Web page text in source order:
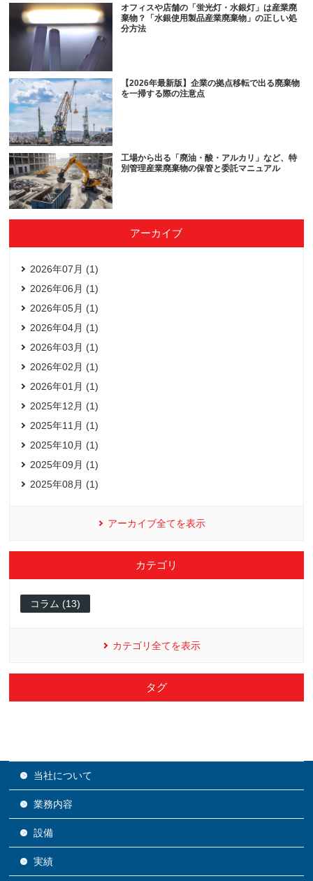
オフィスや店舗の「蛍光灯・水銀灯」は産業廃
棄物？「水銀使用製品産業廃棄物」の正しい処
分方法
【2026年最新版】企業の拠点移転で出る廃棄物
を一掃する際の注意点
工場から出る「廃油・酸・アルカリ」など、特
別管理産業廃棄物の保管と委託マニュアル
アーカイブ
2026年07月 (1)
2026年06月 (1)
2026年05月 (1)
2026年04月 (1)
2026年03月 (1)
2026年02月 (1)
2026年01月 (1)
2025年12月 (1)
2025年11月 (1)
2025年10月 (1)
2025年09月 (1)
2025年08月 (1)
アーカイブ全てを表示
カテゴリ
コラム (13)
カテゴリ全てを表示
タグ
当社について
業務内容
設備
実績